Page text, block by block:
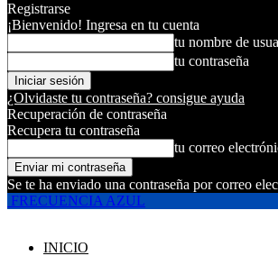
Registrarse
¡Bienvenido! Ingresa en tu cuenta
tu nombre de
tu contraseña
¿Olvidaste tu contraseña? consigue ayuda
Recuperación de contraseña
Recupera tu contraseña
tu correo
Se te ha enviado una contraseña por correo
FRECUENCIA AZUL
INICIO